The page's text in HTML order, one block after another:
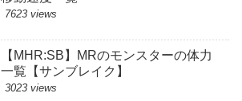
7623 views
【MHR:SB】MRのモンスターの体力
一覧【サンブレイク】
3023 views